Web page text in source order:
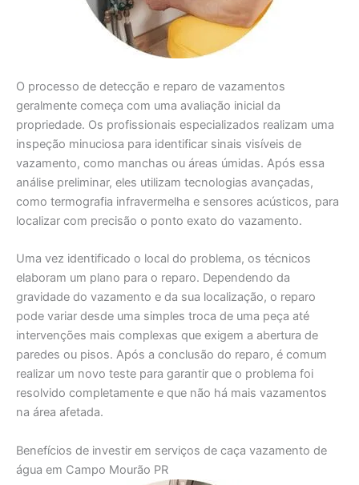
O processo de detecção e reparo de vazamentos
geralmente começa com uma avaliação inicial da
propriedade. Os profissionais especializados realizam uma
inspeção minuciosa para identificar sinais visíveis de
vazamento, como manchas ou áreas úmidas. Após essa
análise preliminar, eles utilizam tecnologias avançadas,
como termografia infravermelha e sensores acústicos, para
localizar com precisão o ponto exato do vazamento.
Uma vez identificado o local do problema, os técnicos
elaboram um plano para o reparo. Dependendo da
gravidade do vazamento e da sua localização, o reparo
pode variar desde uma simples troca de uma peça até
intervenções mais complexas que exigem a abertura de
paredes ou pisos. Após a conclusão do reparo, é comum
realizar um novo teste para garantir que o problema foi
resolvido completamente e que não há mais vazamentos
na área afetada.
Benefícios de investir em serviços de caça vazamento de
água em Campo Mourão PR